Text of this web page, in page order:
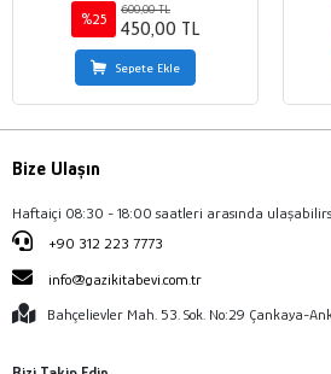
%25
600,00 TL
450,00 TL
Sepete Ekle
Bize Ulaşın
Haftaiçi 08:30 - 18:00 saatleri arasında
+90 312 223 7773
info@gazikitabevi.com.tr
Bahçelievler Mah. 53. Sok. No:29 Çankaya-